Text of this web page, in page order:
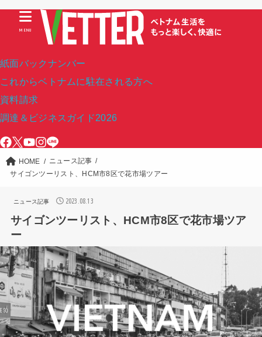
紙面バックナンバー
これからベトナムに駐在される方へ
資料請求
調達＆ビジネスガイド2026
MENU
HOME
ニュース記事
サイゴンツーリスト、HCM市8区で花市場ツアー
ニュース記事 2023.08.13
サイゴンツーリスト、HCM市8区で花市場ツア
ー